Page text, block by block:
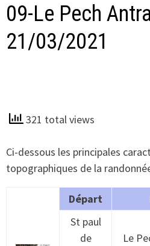
09-Le Pech
21/03/2021
321 total views
Ci-dessous les principales
topographiques de la
Départ
St paul
de
Le